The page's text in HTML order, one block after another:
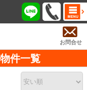
お問合せ
件一覧